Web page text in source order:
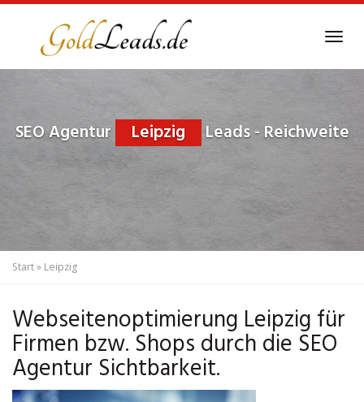
SEO Agentur Leipzig Leads - Reichweite
Start» Leipzig
Webseitenoptimierung Leipzig für
Firmen bzw. Shops durch die SEO
Agentur Sichtbarkeit.